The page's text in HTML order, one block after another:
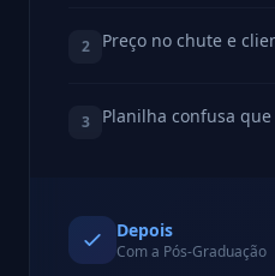
2 Preço no chute e
3 Planilha confusa
Depois
Com a Pós-Graduação